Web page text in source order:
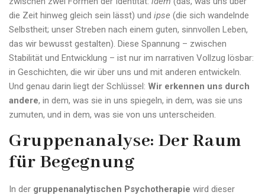
die Zeit hinweg gleich sein lässt) und ipse (die sich wandelnde
Selbstheit; unser Streben nach einem guten, sinnvollen Leben,
das wir bewusst gestalten). Diese Spannung – zwischen
Stabilität und Entwicklung – ist nur im narrativen Vollzug lösbar:
in Geschichten, die wir über uns und mit anderen entwickeln.
Und genau darin liegt der Schlüssel: Wir erkennen uns durch
andere, in dem, was sie in uns spiegeln, in dem, was sie uns
zumuten, und in dem, was sie von uns unterscheiden.
Gruppenanalyse: Der Raum
für Begegnung
In der gruppenanalytischen Psychotherapie wird dieser